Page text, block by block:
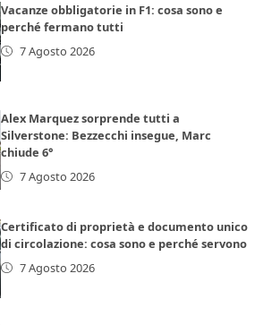
Vacanze obbligatorie in F1: cosa sono e
perché fermano tutti
7 Agosto 2026
Alex Marquez sorprende tutti a
Silverstone: Bezzecchi insegue, Marc
chiude 6°
7 Agosto 2026
Certificato di proprietà e documento unico
di circolazione: cosa sono e perché servono
7 Agosto 2026